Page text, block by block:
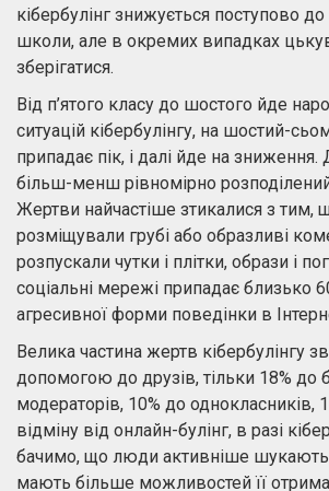
кібербулінг знижується поступово до
школи, але в окремих випадках
зберігатися.
Від п’ятого класу до шостого йде
ситуацій кібербулінгу, на шостий-
припадає пік, і далі йде на
більш-менш рівномірно
Жертви найчастіше зтикалися з тим,
розміщували грубі або образливі
розпускали чутки і плітки, образи і
соціальні мережі припадає близько
агресивної форми поведінки в
Велика частина жертв кібербулінгу
допомогою до друзів, тільки 18% до
модераторів, 10% до однокласників,
відміну від онлайн-булінг, в разі
бачимо, що люди активніше шукають
мають більше можливостей її